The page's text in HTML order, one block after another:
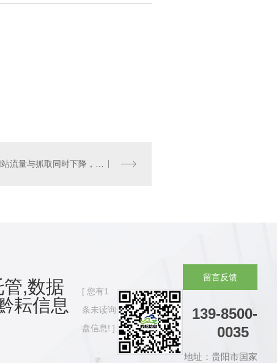
贵州网站流量与抓取同时下降，这是什么情况？
,数据
耘信息
您有1
条未读询
盘信息!
留言反馈
139-8500-
0035
地址：贵阳市国家